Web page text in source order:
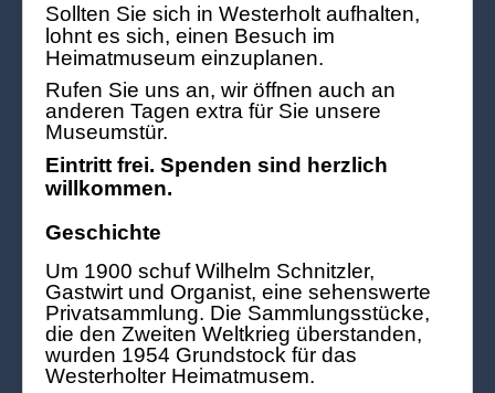
Sollten Sie sich in Westerholt aufhalten,
lohnt es sich, einen Besuch im
Heimatmuseum einzuplanen.
Rufen Sie uns an, wir öffnen auch an
anderen Tagen extra für Sie unsere
Museumstür.
Eintritt frei. Spenden sind herzlich
willkommen.
Geschichte
Um 1900 schuf Wilhelm Schnitzler,
Gastwirt und Organist, eine sehenswerte
Privatsammlung. Die Sammlungsstücke,
die den Zweiten Weltkrieg überstanden,
wurden 1954 Grundstock für das
Westerholter Heimatmusem.